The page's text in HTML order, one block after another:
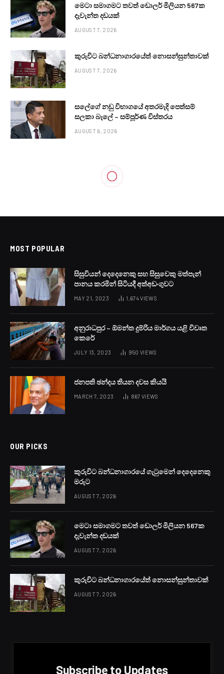
මෙටා සමාගමට තවත් ඩොලර් මිලියන 567ක
දැවැන්ත දඩයක්
AUGUST 7, 2026
කුරුවිට බන්ධනාගාරයේත් නොසන්සුන්තාවක්
AUGUST 7, 2026
සලේගේ නඩු විභාගයේ අතරමැදි පෙත්සම්
සලකා බැලේ – සම්පූර්ණ විස්තරය
AUGUST 6, 2026
MOST POPULAR
සිසුවියන් දෙදෙනෙකු සහ සිසුවෙකු මත්පැන්
පානය කරමින් සිටියදී අත්අඩංගුවට
MAY 21, 2023 1,674VIEWS
අනුරාධපුර – ඕමන්ත දුම්රිය මාර්ගය යළි විවෘත
කෙරේ
JULY 13, 2023 950 VIEWS
ජනපති ඡන්දය තියන දවස කියයි
MARCH 7, 2023 867 VIEWS
OUR PICKS
කුරුවිට බන්ධනාගාරයේ ගැටුමෙන් දෙදෙනෙකු
මරුට
AUGUST 7, 2026
මෙටා සමාගමට තවත් ඩොලර් මිලියන 567ක
දැවැන්ත දඩයක්
AUGUST 7, 2026
කුරුවිට බන්ධනාගාරයේත් නොසන්සුන්තාවක්
AUGUST 7, 2026
Subscribe to Updates